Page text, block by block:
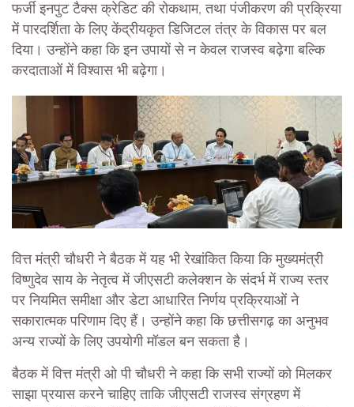
फर्जी इनपुट टैक्स क्रेडिट की रोकथाम, तथा पंजीकरण की प्रक्रिया
में पारदर्शिता के लिए केंद्रीयकृत डिजिटल तंत्र के विकास पर बल
दिया। उन्होंने कहा कि इन उपायों से न केवल राजस्व बढ़ेगा बल्कि
करदाताओं में विश्वास भी बढ़ेगा।
वित्त मंत्री चौधरी ने बैठक में यह भी रेखांकित किया कि मुख्यमंत्री
विष्णुदेव साय के नेतृत्व में जीएसटी कलेक्शन के संदर्भ में राज्य स्तर
पर नियमित समीक्षा और डेटा आधारित निर्णय प्रक्रियाओं ने
सकारात्मक परिणाम दिए हैं। उन्होंने कहा कि छत्तीसगढ़ का अनुभव
अन्य राज्यों के लिए उपयोगी मॉडल बन सकता है।
बैठक में वित्त मंत्री ओ पी चौधरी ने कहा कि सभी राज्यों को मिलकर
साझा प्रयास करने चाहिए ताकि जीएसटी राजस्व संग्रहण में